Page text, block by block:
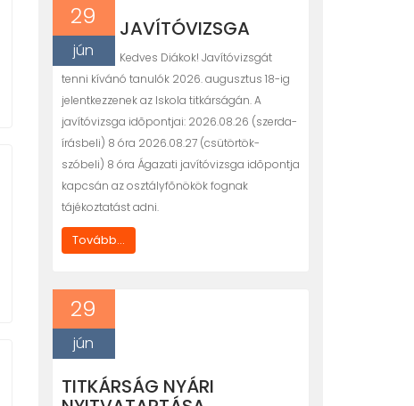
29
jún
JAVÍTÓVIZSGA
Kedves Diákok! Javítóvizsgát
tenni kívánó tanulók 2026. augusztus 18-ig
jelentkezzenek az Iskola titkárságán. A
javítóvizsga idõpontjai: 2026.08.26 (szerda-
írásbeli) 8 óra 2026.08.27 (csütörtök-
szóbeli) 8 óra Ágazati javítóvizsga idõpontja
kapcsán az osztályfõnökök fognak
tájékoztatást adni.
Tovább...
29
jún
TITKÁRSÁG NYÁRI